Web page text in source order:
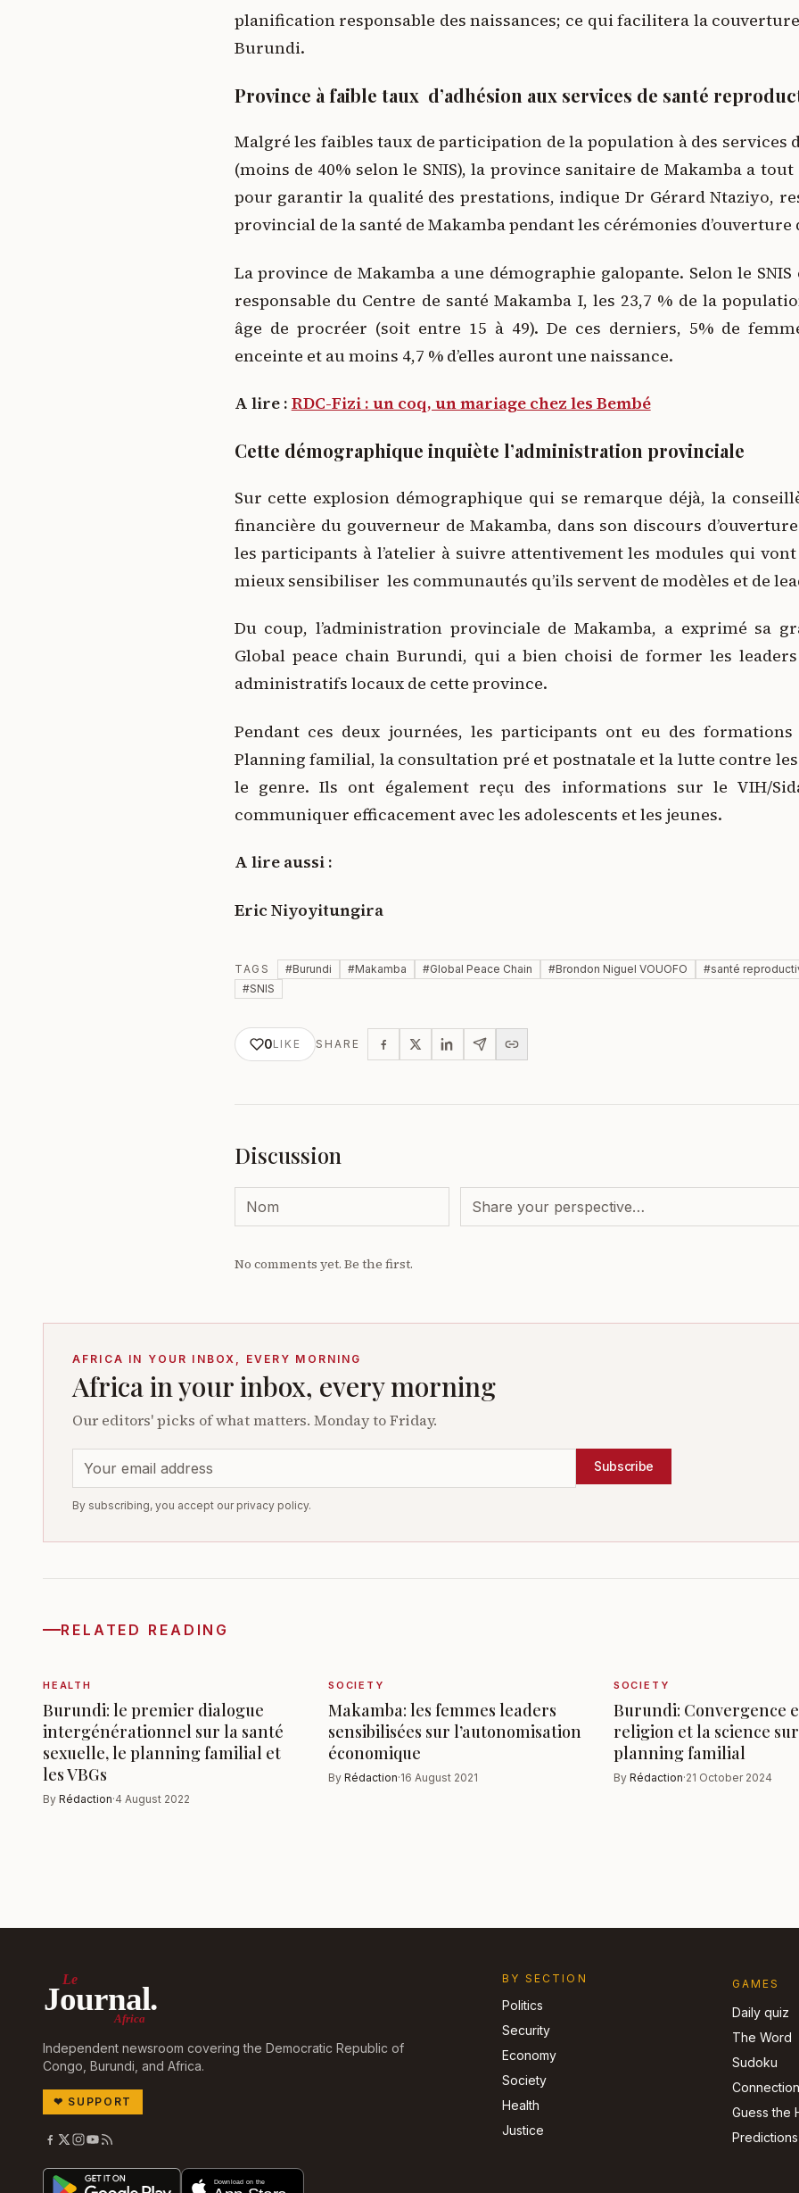
planification responsable des naissances; ce qui facilitera la
Burundi.
Province à faible taux d’adhésion aux services de santé
Malgré les faibles taux de participation de la population à des services
(moins de 40% selon le SNIS), la province sanitaire de Makamba a
pour garantir la qualité des prestations, indique Dr Gérard Ntaziyo,
provincial de la santé de Makamba pendant les cérémonies d’ouverture
La province de Makamba a une démographie galopante. Selon le
responsable du Centre de santé Makamba I, les 23,7 % de la
âge de procréer (soit entre 15 à 49). De ces derniers, 5% de
enceinte et au moins 4,7 % d’elles auront une naissance.
A lire : RDC-Fizi : un coq, un mariage chez les Bembé
Cette démographique inquiète l’administration provinciale
Sur cette explosion démographique qui se remarque déjà, la
financière du gouverneur de Makamba, dans son discours
les participants à l’atelier à suivre attentivement les modules qui
mieux sensibiliser les communautés qu’ils servent de modèles et de
Du coup, l’administration provinciale de Makamba, a exprimé sa
Global peace chain Burundi, qui a bien choisi de former les
administratifs locaux de cette province.
Pendant ces deux journées, les participants ont eu des
Planning familial, la consultation pré et postnatale et la lutte contre les
le genre. Ils ont également reçu des informations sur le VIH/
communiquer efficacement avec les adolescents et les jeunes.
A lire aussi :
Eric Niyoyitungira
TAGS #Burundi #Makamba #Global Peace Chain #Brondon Niguel VOUOFO #santé
#SNIS
0LIKE SHARE
Discussion
No comments yet. Be the first.
AFRICA IN YOUR INBOX, EVERY MORNING
Africa in your inbox, every morning
Our editors' picks of what matters. Monday to Friday.
Subscribe
By subscribing, you accept our privacy policy.
RELATED READING
HEALTH
Burundi: le premier dialogue
intergénérationnel sur la santé
sexuelle, le planning familial et
les VBGs
By Rédaction·4 August 2022
SOCIETY
Makamba: les femmes leaders
sensibilisées sur l’autonomisation
économique
By Rédaction·16 August 2021
SOCIETY
Burundi: Convergence
religion et la science
planning familial
By Rédaction·21 October 2024
Le
Journal.
Africa
Independent newsroom covering the Democratic Republic of
Congo, Burundi, and Africa.
❤ SUPPORT
BY SECTION
Politics
Security
Economy
Society
Health
Justice
GAMES
Daily quiz
The Word
Sudoku
Guess the
Predictions